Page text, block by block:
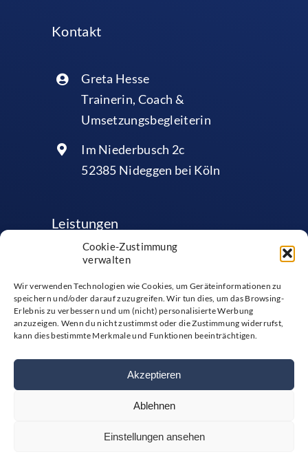
Cookie-Zustimmung
verwalten
Wir verwenden Technologien wie Cookies, um Geräteinformationen zu
speichern und/oder darauf zuzugreifen. Wir tun dies, um das Browsing-
Erlebnis zu verbessern und um (nicht) personalisierte Werbung
anzuzeigen. Wenn du nicht zustimmst oder die Zustimmung widerrufst,
kann dies bestimmte Merkmale und Funktionen beeinträchtigen.
Akzeptieren
Ablehnen
Einstellungen ansehen
Kontakt
Greta Hesse
Trainerin, Coach &
Umsetzungsbegleiterin
Im Niederbusch 2c
52385 Nideggen bei Köln
Leistungen
EIK®-Sales
EIK®-Emotionscoaching
Datenschutzerklärung